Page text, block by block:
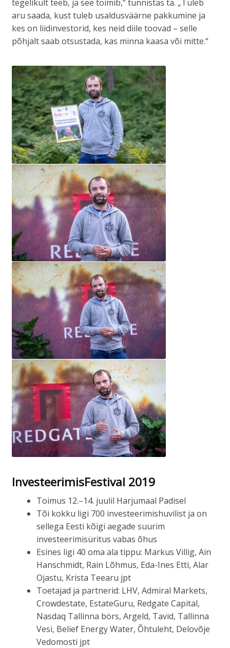
tegelikult teeb, ja see toimib,“ tunnistas ta. „Tuleb
aru saada, kust tuleb usaldusväärne pakkumine ja
kes on liidinvestorid, kes neid diile toovad – selle
põhjalt saab otsustada, kas minna kaasa või mitte.“
InvesteerimisFestival 2019
Toimus 12.–14. juulil Harjumaal Padisel
Tõi kokku ligi 700 investeerimishuvilist ja on
sellega Eesti kõigi aegade suurim
investeerimisüritus vabas õhus
Esines ligi 40 oma ala tippu: Markus Villig, Ain
Hanschmidt, Rain Lõhmus, Eda-Ines Etti, Alar
Ojastu, Krista Teearu jpt
Toetajad ja partnerid: LHV, Admiral Markets,
Crowdestate, EstateGuru, Redgate Capital,
Nasdaq Tallinna börs, Argeld, Tavid, Tallinna
Vesi, Belief Energy Water, Õhtuleht, Delovõje
Vedomosti jpt